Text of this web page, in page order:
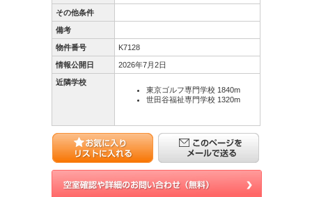
その他条件
備考
物件番号 K7128
情報公開日 2026年7月2日
近隣学校
東京ゴルフ専門学校 1840m
世田谷福祉専門学校 1320m